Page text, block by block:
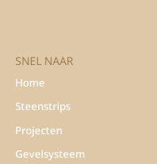
SNEL NAAR
Home
Steenstrips
Projecten
Gevelsysteem